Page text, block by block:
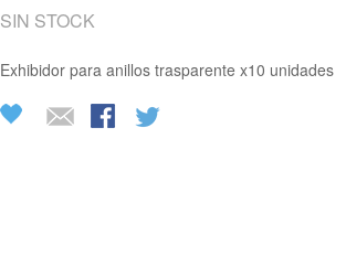
SIN STOCK
Exhibidor para anillos trasparente x10 unidades